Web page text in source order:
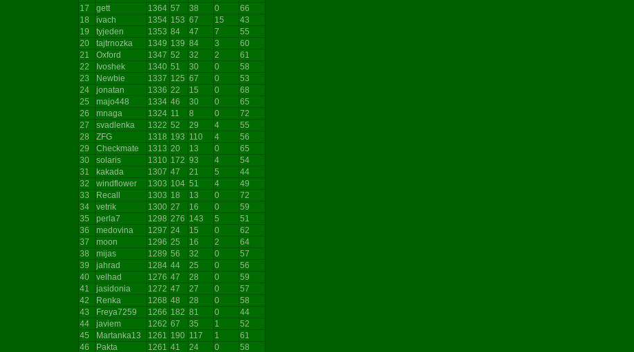
17
gett 1364 57 38 0
66
18
ivach 1354 153 67 15
43
19
tyjeden 1353 84 47 7
55
20
tajtrnozka 1349 139 84 3
60
21
Oxford 1347 52 32 2
61
22
Ivoshek 1340 51 30 0
58
23
Newbie 1337 125 67 0
53
24
jonatan 1336 22 15 0
68
25
majo448 1334 46 30 0
65
26
mnaga 1324 11 8 0
72
27
svadlenka 1322 52 29 4
55
28
ZFG 1318 193 110 4
56
29
Checkmate 1313 20 13 0
65
30
solaris 1310 172 93 4
54
31
kakada 1307 47 21 5
44
32
windflower 1303 104 51 4
49
33
Recall 1303 18 13 0
72
34
vetrik 1300 27 16 0
59
35
perla7 1298 276 143 5
51
36
medovina 1297 24 15 0
62
37
moon 1296 25 16 2
64
38
mijas 1289 56 32 0
57
39
jahrad 1284 44 25 0
56
40
velhad 1276 47 28 0
59
41
jasidonia 1272 47 27 0
57
42
Renka 1268 48 28 0
58
43
Freya7259 1266 182 81 0
44
44
javiem 1262 67 35 1
52
45
Martanka13 1261 190 117 1
61
46
Pakta 1261 41 24 0
58